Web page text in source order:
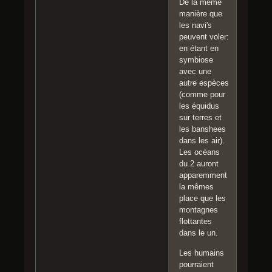
De la même
manière que
les navi's
peuvent voler:
en étant en
symbiose
avec une
autre espèces
(comme pour
les équidus
sur terres et
les banshees
dans les air).
Les océans
du 2 auront
apparemment
la mêmes
place que les
montagnes
flottantes
dans le un.
Les humains
pourraient